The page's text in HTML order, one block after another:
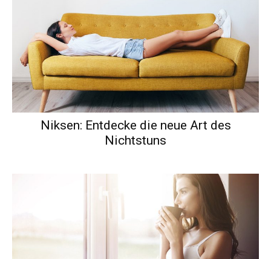
Niksen: Entdecke die neue Art des
Nichtstuns